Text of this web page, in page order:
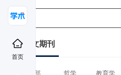
首页
中文期刊
全部 哲学 教育学